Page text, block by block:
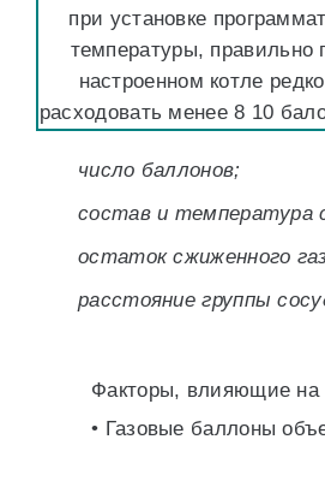
при установке
температуры, правильно
настроенном котле
расходовать менее 8 10
число баллонов;
состав и температура
остаток сжиженного
расстояние группы
Факторы, влияющие на
• Газовые баллоны